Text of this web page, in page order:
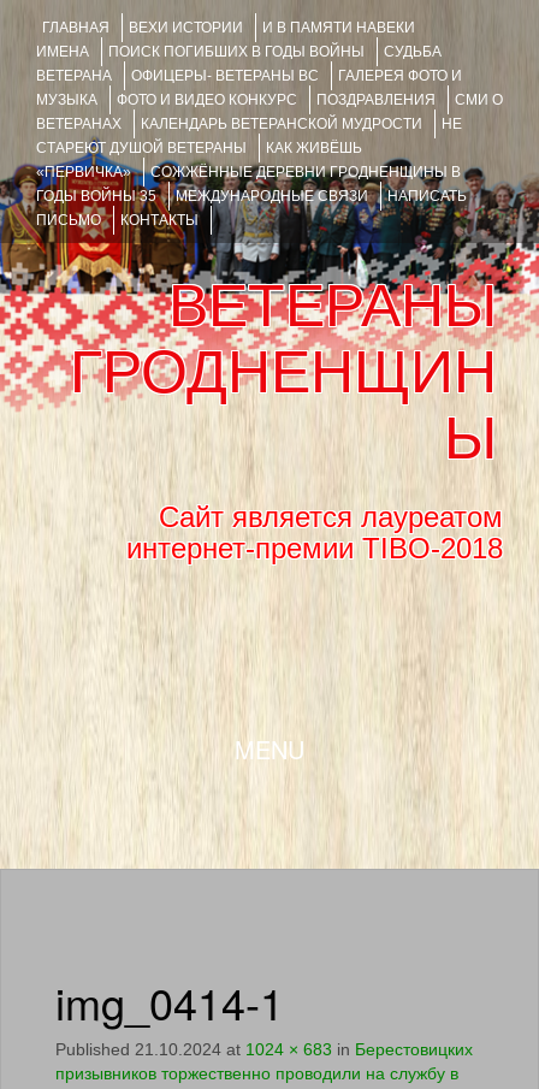
ГЛАВНАЯ ВЕХИ ИСТОРИИ
И В ПАМЯТИ НАВЕКИ
ИМЕНА
ПОИСК ПОГИБШИХ В ГОДЫ ВОЙНЫ
СУДЬБА
ВЕТЕРАНА
ОФИЦЕРЫ- ВЕТЕРАНЫ ВС
ГАЛЕРЕЯ ФОТО И
МУЗЫКА
ФОТО И ВИДЕО КОНКУРС ПОЗДРАВЛЕНИЯ
СМИ О
ВЕТЕРАНАХ
КАЛЕНДАРЬ ВЕТЕРАНСКОЙ МУДРОСТИ
НЕ
СТАРЕЮТ ДУШОЙ ВЕТЕРАНЫ
КАК ЖИВЁШЬ
«ПЕРВИЧКА»
СОЖЖЁННЫЕ ДЕРЕВНИ ГРОДНЕНЩИНЫ В
ГОДЫ ВОЙНЫ 35
МЕЖДУНАРОДНЫЕ СВЯЗИ
НАПИСАТЬ
ПИСЬМО
КОНТАКТЫ
ВЕТЕРАНЫ
ГРОДНЕНЩИН
Ы
Сайт является лауреатом
интернет-премии TIBO-2018
MENU
SKIP TO CONTENT
img_0414-1
Published 21.10.2024 at 1024 × 683 in Берестовицких
призывников торжественно проводили на службу в